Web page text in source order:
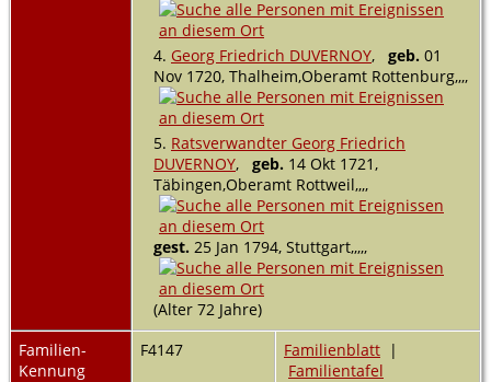
4. Georg Friedrich DUVERNOY, geb. 01
Nov 1720, Thalheim,Oberamt Rottenburg,,,,
5. Ratsverwandter Georg Friedrich
DUVERNOY, geb. 14 Okt 1721,
Täbingen,Oberamt Rottweil,,,,
gest. 25 Jan 1794, Stuttgart,,,,,
(Alter 72 Jahre)
Familien-
Kennung
F4147 Familienblatt |
Familientafel